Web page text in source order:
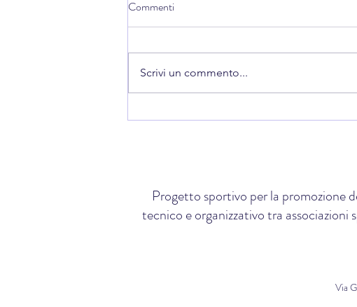
SHINSEN GALA 2026
Commenti
Scrivi un commento...
Progetto sportivo per la promozione
tecnico e organizzativo tra
Via